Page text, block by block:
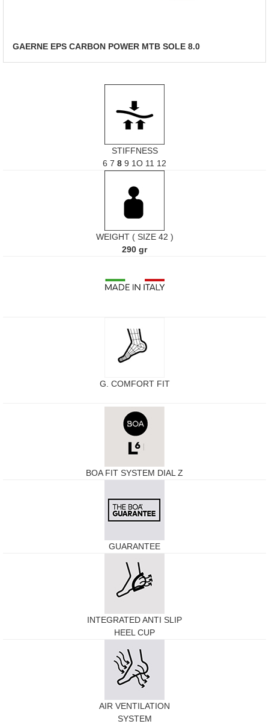
GAERNE EPS CARBON POWER MTB SOLE 8.0
STIFFNESS
6 7 8 9 1O 11 12
WEIGHT ( SIZE 42 )
290 gr
G. COMFORT FIT
BOA FIT SYSTEM DIAL Z
GUARANTEE
INTEGRATED ANTI SLIP
HEEL CUP
AIR VENTILATION
SYSTEM